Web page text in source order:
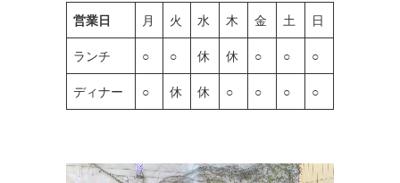
営業日 月 火 水 木 金 土 日
ランチ ○ ○ 休 休 ○ ○ ○
ディナー ○ 休 休 ○ ○ ○ ○
動